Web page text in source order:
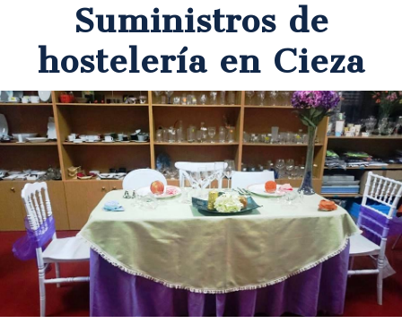
Suministros de
hostelería en Cieza